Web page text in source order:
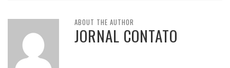
ABOUT THE AUTHOR
JORNAL CONTATO